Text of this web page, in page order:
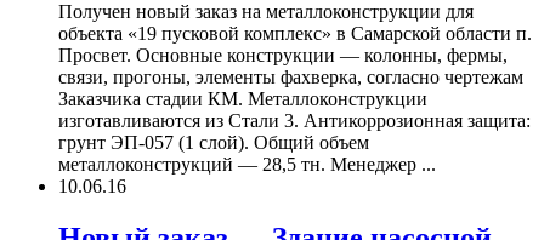
Получен новый заказ на металлоконструкции для
объекта «19 пусковой комплекс» в Самарской области п.
Просвет. Основные конструкции — колонны, фермы,
связи, прогоны, элементы фахверка, согласно чертежам
Заказчика стадии КМ. Металлоконструкции
изготавливаются из Стали 3. Антикоррозионная защита:
грунт ЭП-057 (1 слой). Общий объем
металлоконструкций — 28,5 тн. Менеджер ...
10.06.16